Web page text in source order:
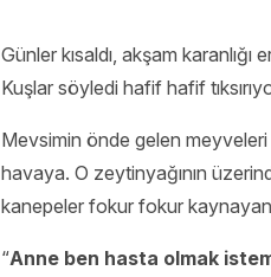
Günler kısaldı, akşam
Kuşlar söyledi hafif hafif
Mevsimin önde gelen meyveleri
havaya. O zeytinyağının
kanepeler fokur fokur kaynayan
“Anne ben hasta olmak